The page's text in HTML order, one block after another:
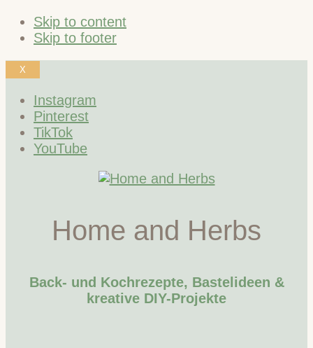
Skip to content
Skip to footer
X
Instagram
Pinterest
TikTok
YouTube
Home and Herbs
Back- und Kochrezepte, Bastelideen &
kreative DIY-Projekte